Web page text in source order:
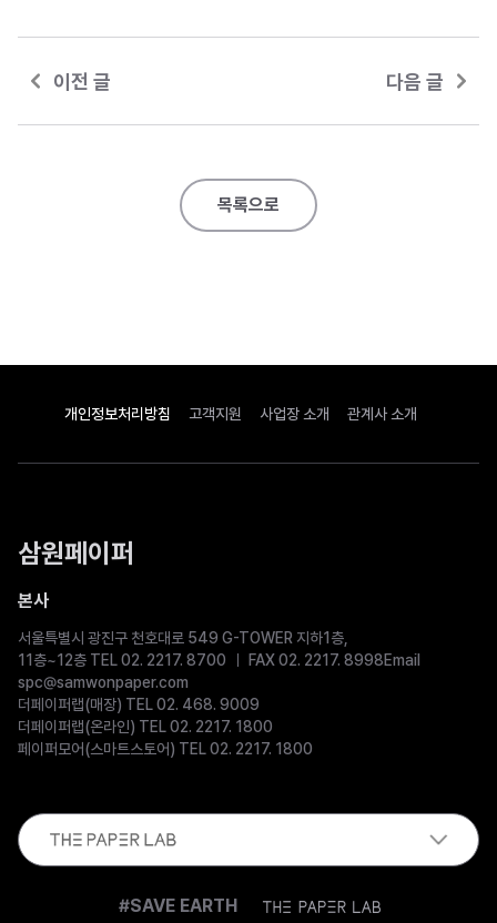
이전 글 다음 글
목록으로
개인정보처리방침 고객지원 사업장 소개 관계사 소개
삼원페이퍼
본사
서울특별시 광진구 천호대로 549 G-TOWER 지하1층,
11층~12층 TEL 02. 2217. 8700
FAX 02. 2217. 8998Email
spc@samwonpaper.com
더페이퍼랩(매장) TEL 02. 468. 9009
더페이퍼랩(온라인) TEL 02. 2217. 1800
페이퍼모어(스마트스토어) TEL 02. 2217. 1800
#SAVE EARTH